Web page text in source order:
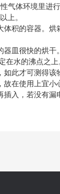
体环境里进行
上。
的容器。烘
很快的烘干
水的沸点之
此才可测得该
使用上宜小
入，若没有漏